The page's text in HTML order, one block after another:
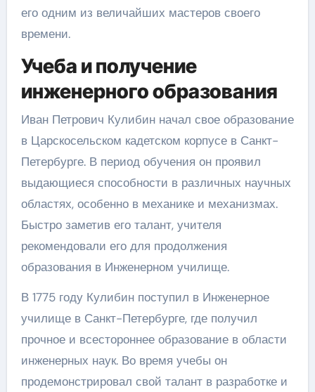
его одним из величайших мастеров своего
времени.
Учеба и получение
инженерного образования
Иван Петрович Кулибин начал свое образование
в Царскосельском кадетском корпусе в Санкт-
Петербурге. В период обучения он проявил
выдающиеся способности в различных научных
областях, особенно в механике и механизмах.
Быстро заметив его талант, учителя
рекомендовали его для продолжения
образования в Инженерном училище.
В 1775 году Кулибин поступил в Инженерное
училище в Санкт-Петербурге, где получил
прочное и всестороннее образование в области
инженерных наук. Во время учебы он
продемонстрировал свой талант в разработке и